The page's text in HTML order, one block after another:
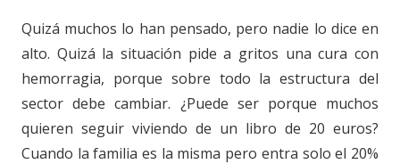
Quizá muchos lo han pensado, pero nadie lo dice en
alto. Quizá la situación pide a gritos una cura con
hemorragia, porque sobre todo la estructura del
sector debe cambiar. ¿Puede ser porque muchos
quieren seguir viviendo de un libro de 20 euros?
Cuando la familia es la misma pero entra solo el 20%